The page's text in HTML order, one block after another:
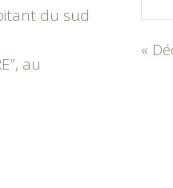
du sud
au
«